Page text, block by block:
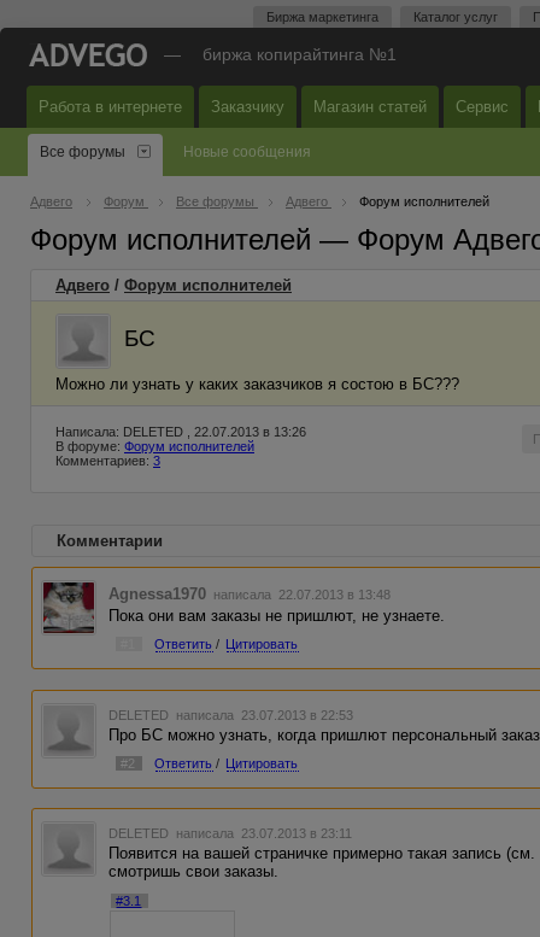
Биржа маркетинга Каталог услуг
— биржа копирайтинга №1
Работа в интернете Заказчику Магазин статей Сервис
Все форумы Новые сообщения
Адвего Форум Все форумы Адвего Форум исполнителей
Форум исполнителей — Форум
Адвего / Форум исполнителей
БС
Можно ли узнать у каких заказчиков я состою в БС???
Написала: DELETED , 22.07.2013 в 13:26
В форуме: Форум исполнителей
Комментариев: 3
Комментарии
Agnessa1970 написала 22.07.2013 в 13:48
Пока они вам заказы не пришлют, не узнаете.
Ответить / Цитировать
DELETED написала 23.07.2013 в 22:53
Про БС можно узнать, когда пришлют персональный
#2 Ответить / Цитировать
DELETED написала 23.07.2013 в 23:11
Появится на вашей страничке примерно такая запись
смотришь свои заказы.
#3.1